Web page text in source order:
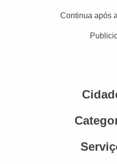
Continua após